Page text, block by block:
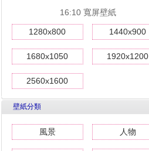
16:10 寬屏壁紙
1280x800 1440x900
1680x1050 1920x1200
2560x1600
壁紙分類
風景 人物